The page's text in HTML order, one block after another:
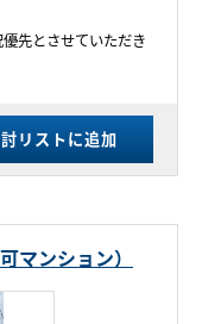
リストに追加
先とさせていただき
マンション）